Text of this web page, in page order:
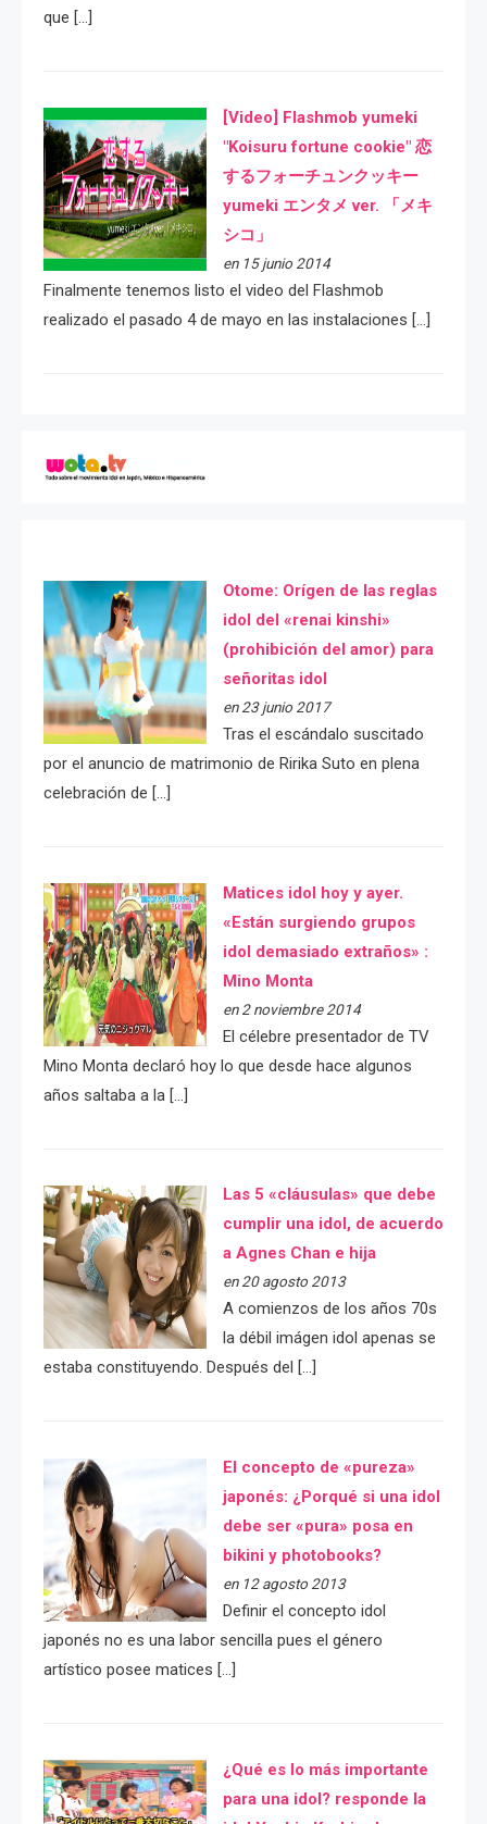
que […]
[Video] Flashmob yumeki
"Koisuru fortune cookie" 恋
するフォーチュンクッキー
yumeki エンタメ ver. 「メキ
シコ」
en 15 junio 2014
Finalmente tenemos listo el video del Flashmob
realizado el pasado 4 de mayo en las instalaciones […]
Otome: Orígen de las reglas
idol del «renai kinshi»
(prohibición del amor) para
señoritas idol
en 23 junio 2017
Tras el escándalo suscitado
por el anuncio de matrimonio de Ririka Suto en plena
celebración de […]
Matices idol hoy y ayer.
«Están surgiendo grupos
idol demasiado extraños» :
Mino Monta
en 2 noviembre 2014
El célebre presentador de TV
Mino Monta declaró hoy lo que desde hace algunos
años saltaba a la […]
Las 5 «cláusulas» que debe
cumplir una idol, de acuerdo
a Agnes Chan e hija
en 20 agosto 2013
A comienzos de los años 70s
la débil imágen idol apenas se
estaba constituyendo. Después del […]
El concepto de «pureza»
japonés: ¿Porqué si una idol
debe ser «pura» posa en
bikini y photobooks?
en 12 agosto 2013
Definir el concepto idol
japonés no es una labor sencilla pues el género
artístico posee matices […]
¿Qué es lo más importante
para una idol? responde la